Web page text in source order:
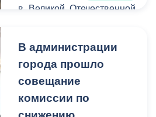
в Великой Отечественной
состава " Победа"
является Всероссийской
акцией, которая
проводится уже в седьмой
раз и ежегодно является
В администрации
города прошло
совещание
комиссии по